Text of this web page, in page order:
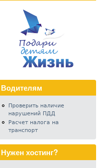
Водителям
Проверить наличие
нарушений ПДД
Расчет налога на
транспорт
Нужен хостинг?